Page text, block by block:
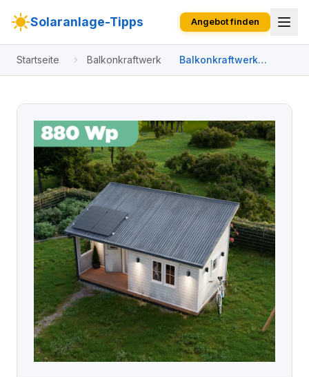
Solaranlage-Tipps Angebot finden
Startseite Balkonkraftwerk
Balkonkraftwerk
Trapezblech 880 Wp
W / Trina Solar / 440
Bifazial) / Standard
Halterung / eine Reihe
hochkant / 2 Module